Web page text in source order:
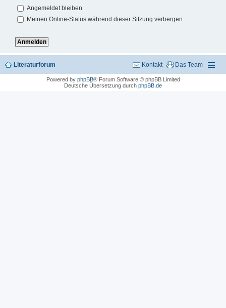
Angemeldet bleiben
Meinen Online-Status während dieser Sitzung verbergen
Literaturforum Das Team
Kontakt
Powered by phpBB® Forum Software © phpBB Limited
Deutsche Übersetzung durch phpBB.de